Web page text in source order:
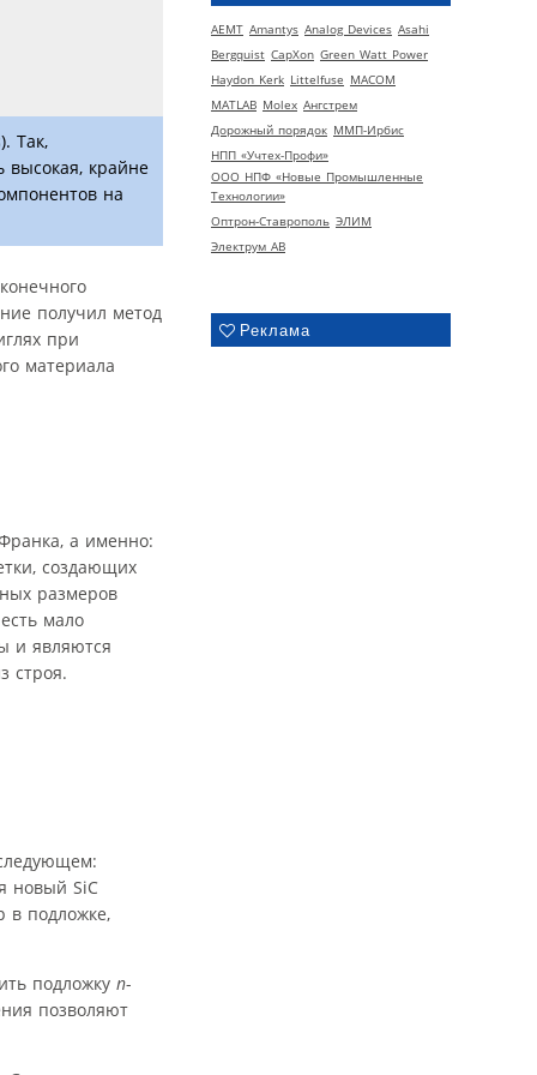
AEMT Amantys Analog Devices Asahi
Bergquist CapXon Green Watt Power
Haydon Kerk Littelfuse MACOM
MATLAB Molex Ангстрем
Дорожный порядок ММП-Ирбис
НПП «Учтех-Профи»
ООО НПФ «Новые Промышленные
Технологии»
Оптрон-Ставрополь ЭЛИМ
Электрум АВ
Реклама
Так,
высокая, крайне
на
получил метод
при
материала
а именно:
создающих
размеров
мало
и являются
строя.
новый SiC
в подложке,
подложку n-
позволяют